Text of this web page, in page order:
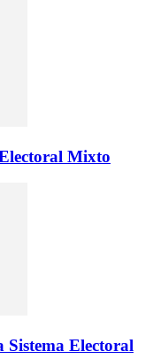
Mixto
Sistema Electoral